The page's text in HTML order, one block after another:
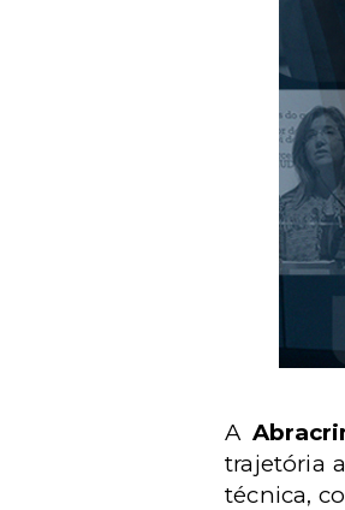
A
trajetória
técnica,